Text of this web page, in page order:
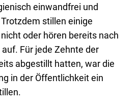
einwandfrei und
stillen einige
oder hören bereits nach
Für jede Zehnte der
abgestillt hatten, war die
in der Öffentlichkeit ein